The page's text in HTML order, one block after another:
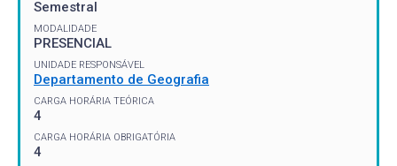
Semestral
MODALIDADE
PRESENCIAL
UNIDADE RESPONSÁVEL
Departamento de Geografia
CARGA HORÁRIA TEÓRICA
4
CARGA HORÁRIA OBRIGATÓRIA
4